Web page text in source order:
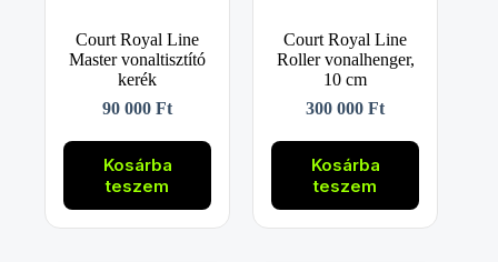
Court Royal Line
Master vonaltisztító
kerék
90 000Ft
Kosárba
teszem
Court Royal Line
Roller vonalhenger,
10 cm
300 000Ft
Kosárba
teszem